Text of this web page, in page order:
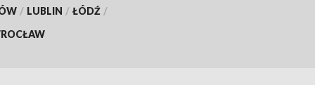
/ LUBLIN / ŁÓDŹ /